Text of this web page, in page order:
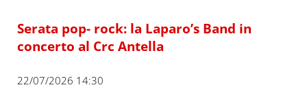
Serata pop- rock: la Laparo’s Band in
concerto al Crc Antella
22/07/2026 14:30